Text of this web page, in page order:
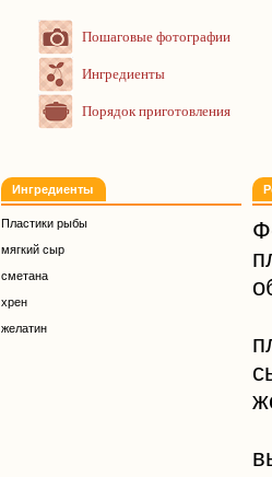
Пошаговые фотографии
Ингредиенты
Порядок приготовления
Ингредиенты
Пластики рыбы
мягкий сыр
сметана
хрен
желатин